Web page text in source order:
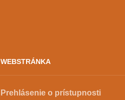
WEBSTRÁNKA
Prehlásenie o prístupnosti